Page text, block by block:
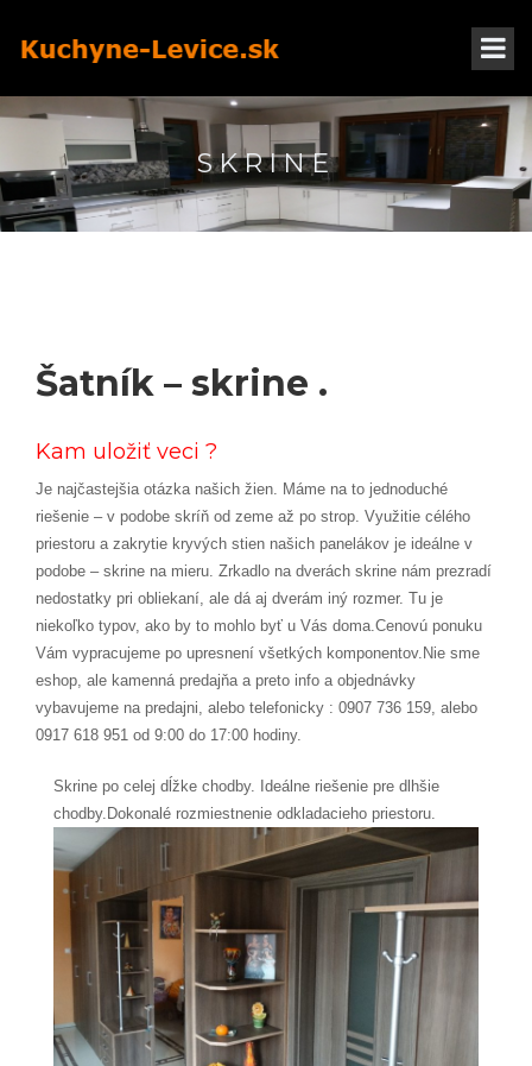
SKRINE
Šatník – skrine .
Kam uložiť veci ?
Je najčastejšia otázka našich žien. Máme na to jednoduché
riešenie – v podobe skríň od zeme až po strop. Využitie célého
priestoru a zakrytie kryvých stien našich panelákov je ideálne v
podobe – skrine na mieru. Zrkadlo na dverách skrine nám prezradí
nedostatky pri obliekaní, ale dá aj dverám iný rozmer. Tu je
niekoľko typov, ako by to mohlo byť u Vás doma.Cenovú ponuku
Vám vypracujeme po upresnení všetkých komponentov.Nie sme
eshop, ale kamenná predajňa a preto info a objednávky
vybavujeme na predajni, alebo telefonicky : 0907 736 159, alebo
0917 618 951 od 9:00 do 17:00 hodiny.
Skrine po celej dĺžke chodby. Ideálne riešenie pre dlhšie
chodby.Dokonalé rozmiestnenie odkladacieho priestoru.